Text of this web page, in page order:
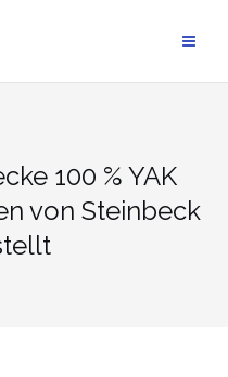
100 % YAK
von Steinbeck